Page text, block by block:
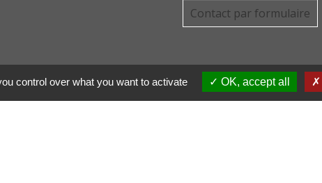
Contact par formulaire
control over what you want to activate OK, accept all